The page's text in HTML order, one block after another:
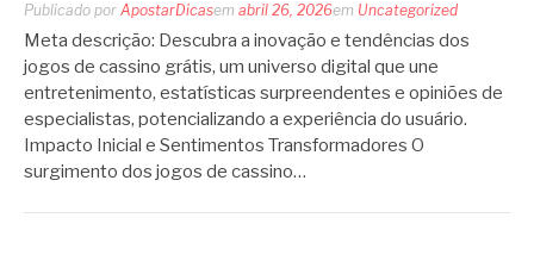
Publicado por ApostarDicasem abril 26, 2026em Uncategorized
Meta descrição: Descubra a inovação e tendências dos
jogos de cassino grátis, um universo digital que une
entretenimento, estatísticas surpreendentes e opiniões de
especialistas, potencializando a experiência do usuário.
Impacto Inicial e Sentimentos Transformadores O
surgimento dos jogos de cassino…